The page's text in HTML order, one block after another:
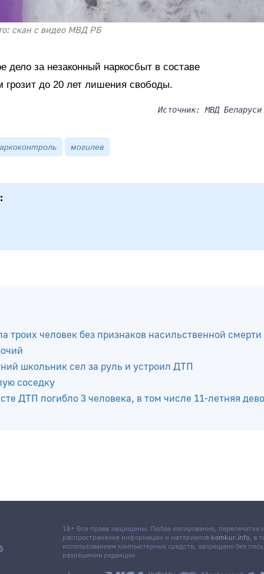
скан с видео МВД РБ
дело за незаконный наркосбыт в составе
грозит до 20 лет лишения свободы.
Источник: МВД Беларуси
могилев
человек без признаков насильственной смерти
школьник сел за руль и устроил ДТП
соседку
ДТП погибло 3 человека, в том числе 11-летняя
18+ Все права защищены. Любое копирование, перепечатка
распространение информации и материалов komkur.info, в
использованием компьютерных средств, запрещено без
разрешения редакции.